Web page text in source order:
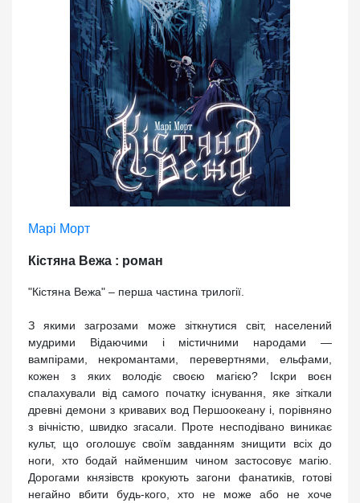
Марі Морт
Кістяна Вежа : роман
"Кістяна Вежа" – перша частина трилогії.
З якими загрозами може зіткнутися світ, населений
мудрими Відаючими і містичними народами —
вампірами, некромантами, перевертнями, ельфами,
кожен з яких володіє своєю магією? Іскри воєн
спалахували від самого початку існування, яке зіткали
древні демони з кривавих вод Першоокеану і, порівняно
з вічністю, швидко згасали. Проте несподівано виникає
культ, що оголошує своїм завданням знищити всіх до
ноги, хто бодай найменшим чином застосовує магію.
Дорогами князівств крокують загони фанатиків, готові
негайно вбити будь-кого, хто не може або не хоче